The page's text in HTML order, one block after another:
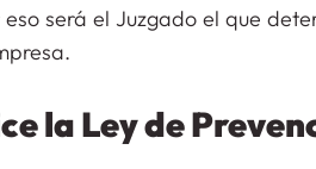
eso será el Juzgado el que
la Ley de